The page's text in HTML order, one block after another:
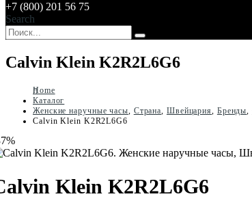
+7 (800) 201 56 75
Search
Calvin Klein K2R2L6G6
Home
Каталог
Женские наручные часы, Страна, Швейцария, Бренды,
Calvin Klein K2R2L6G6
Klein K2R2L6G6